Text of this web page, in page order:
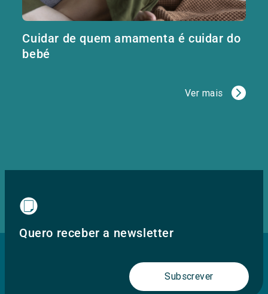
Cuidar de quem amamenta é cuidar do
bebé
Ver mais
Quero receber a newsletter
Subscrever